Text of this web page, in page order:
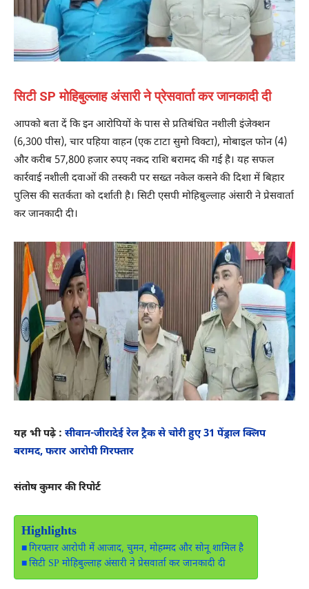
सिटी SP मोहिबुल्लाह अंसारी ने प्रेसवार्ता कर जानकादी दी
आपको बता दें कि इन आरोपियों के पास से प्रतिबंधित नशीली इंजेक्शन
(6,300 पीस), चार पहिया वाहन (एक टाटा सुमो विक्टा), मोबाइल फोन (4)
और करीब 57,800 हजार रुपए नकद राशि बरामद की गई है। यह सफल
कार्रवाई नशीली दवाओं की तस्करी पर सख्त नकेल कसने की दिशा में बिहार
पुलिस की सतर्कता को दर्शाती है। सिटी एसपी मोहिबुल्लाह अंसारी ने प्रेसवार्ता
कर जानकादी दी।
यह भी पढ़े : सीवान-जीरादेई रेल ट्रैक से चोरी हुए 31 पेंड्राल क्लिप
बरामद, फरार आरोपी गिरफ्तार
संतोष कुमार की रिपोर्ट
Highlights
गिरफ्तार आरोपी में आजाद, चुमन, मोहम्मद और सोनू शामिल है
सिटी SP मोहिबुल्लाह अंसारी ने प्रेसवार्ता कर जानकादी दी